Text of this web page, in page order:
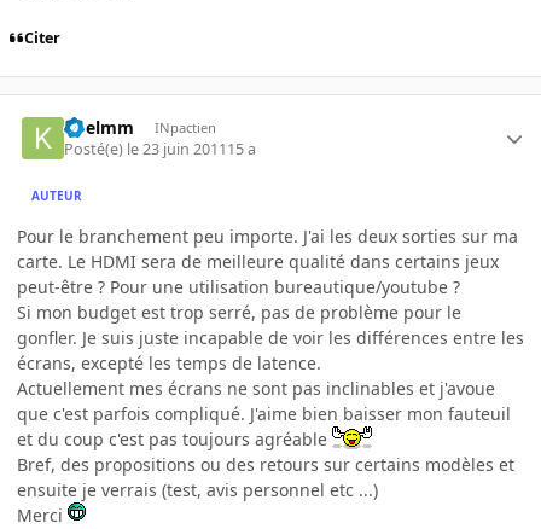
Citer
Koelmm INpactien
Posté(e) le 23 juin 201115 a
AUTEUR
Pour le branchement peu importe. J'ai les deux sorties sur ma
carte. Le HDMI sera de meilleure qualité dans certains jeux
peut-être ? Pour une utilisation bureautique/youtube ?
Si mon budget est trop serré, pas de problème pour le
gonfler. Je suis juste incapable de voir les différences entre les
écrans, excepté les temps de latence.
Actuellement mes écrans ne sont pas inclinables et j'avoue
que c'est parfois compliqué. J'aime bien baisser mon fauteuil
et du coup c'est pas toujours agréable
Bref, des propositions ou des retours sur certains modèles et
ensuite je verrais (test, avis personnel etc ...)
Merci